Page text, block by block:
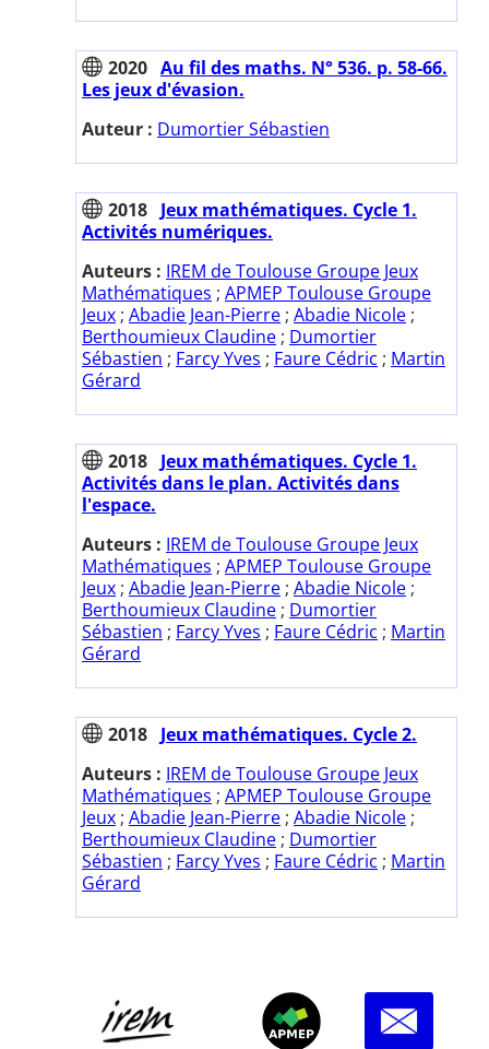
2020 Au fil des maths. N° 536. p. 58-66.
Les jeux d'évasion.
Auteur : Dumortier Sébastien
2018 Jeux mathématiques. Cycle 1.
Activités numériques.
Auteurs : IREM de Toulouse Groupe Jeux
Mathématiques ; APMEP Toulouse Groupe
Jeux ; Abadie Jean-Pierre ; Abadie Nicole ;
Berthoumieux Claudine ; Dumortier
Sébastien ; Farcy Yves ; Faure Cédric ; Martin
Gérard
2018 Jeux mathématiques. Cycle 1.
Activités dans le plan. Activités dans
l'espace.
Auteurs : IREM de Toulouse Groupe Jeux
Mathématiques ; APMEP Toulouse Groupe
Jeux ; Abadie Jean-Pierre ; Abadie Nicole ;
Berthoumieux Claudine ; Dumortier
Sébastien ; Farcy Yves ; Faure Cédric ; Martin
Gérard
2018 Jeux mathématiques. Cycle 2.
Auteurs : IREM de Toulouse Groupe Jeux
Mathématiques ; APMEP Toulouse Groupe
Jeux ; Abadie Jean-Pierre ; Abadie Nicole ;
Berthoumieux Claudine ; Dumortier
Sébastien ; Farcy Yves ; Faure Cédric ; Martin
Gérard